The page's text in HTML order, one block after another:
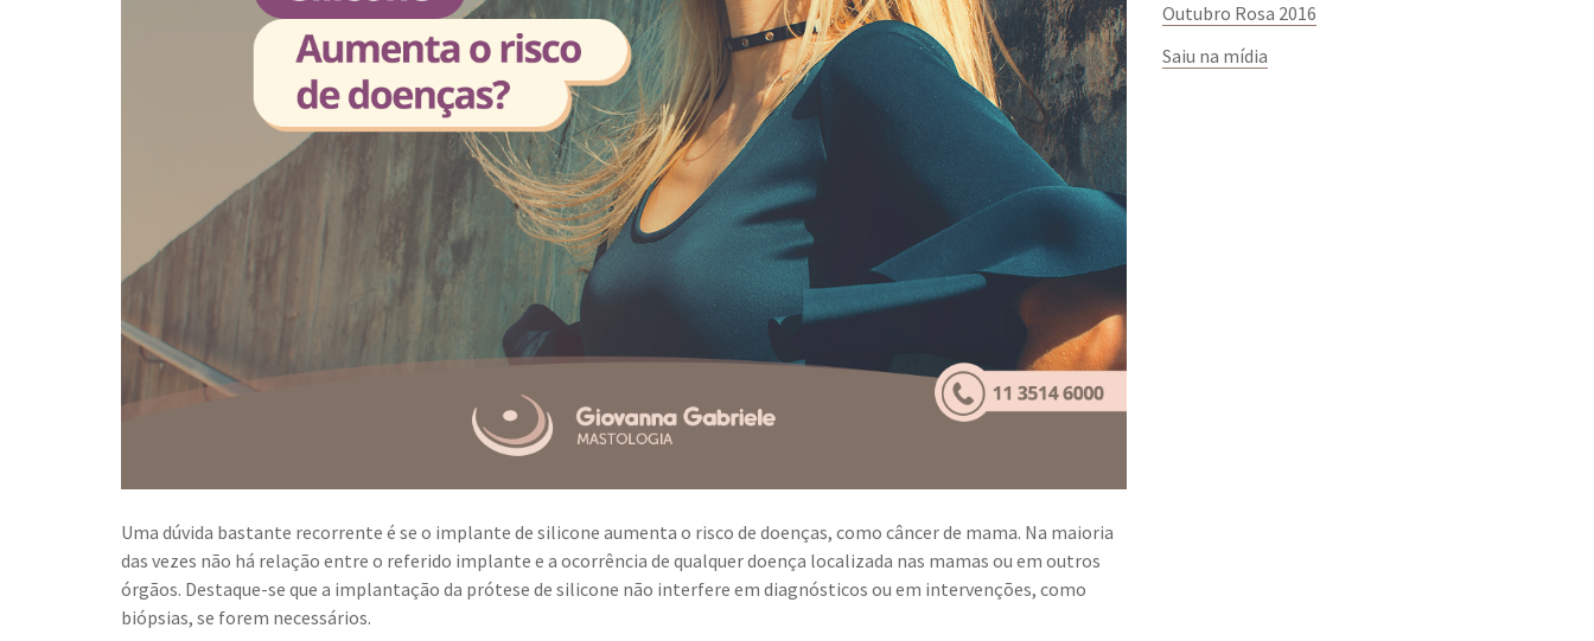
Uma dúvida bastante recorrente é se o implante de silicone aumenta o risco de doenças, como câncer de mama. Na maioria
das vezes não há relação entre o referido implante e a ocorrência de qualquer doença localizada nas mamas ou em outros
órgãos. Destaque-se que a implantação da prótese de silicone não interfere em diagnósticos ou em intervenções, como
biópsias, se forem necessários.
Outubro Rosa 2016
Saiu na mídia